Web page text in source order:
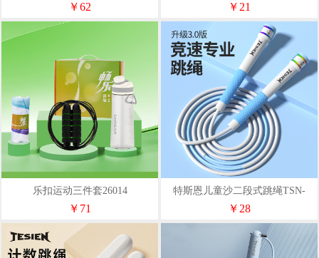
￥62 ￥21
乐扣运动三件套26014
￥71
特斯恩儿童沙二段式跳绳TSN-
EC05
￥28